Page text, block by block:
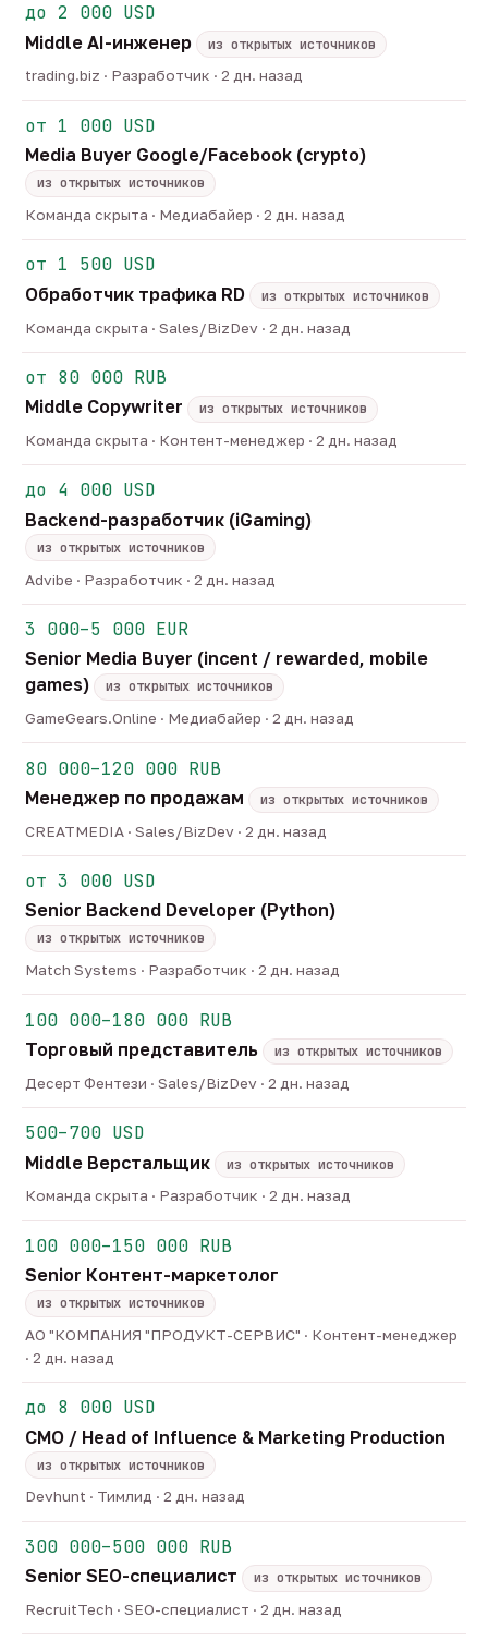
только с зарплатой
Свежесть:протухшее удаляется автоматически
через 30 дней.
35TG-каналов ·5ATS-площадок ·642
до 2 000 USD
Middle AI-инженер
из открытых источников
trading.biz · Разработчик · 2 дн. назад
от 1 000 USD
Media Buyer Google/Facebook (crypto)
из открытых источников
Команда скрыта · Медиабайер · 2 дн. назад
от 1 500 USD
Обработчик трафика RD
из открытых источников
Команда скрыта · Sales/BizDev · 2 дн. назад
от 80 000 RUB
Middle Copywriter
из открытых источников
Команда скрыта · Контент-менеджер · 2 дн. назад
до 4 000 USD
Backend-разработчик (iGaming)
из открытых источников
Advibe · Разработчик · 2 дн. назад
3 000–5 000 EUR
Senior Media Buyer (incent / rewarded, mobile
games)
из открытых источников
GameGears.Online · Медиабайер · 2 дн. назад
80 000–120 000 RUB
Менеджер по продажам
из открытых источников
CREATMEDIA · Sales/BizDev · 2 дн. назад
от 3 000 USD
Senior Backend Developer (Python)
из открытых источников
Match Systems · Разработчик · 2 дн. назад
100 000–180 000 RUB
Торговый представитель
из открытых источников
Десерт Фентези · Sales/BizDev · 2 дн. назад
500–700 USD
Middle Верстальщик
из открытых источников
Команда скрыта · Разработчик · 2 дн. назад
100 000–150 000 RUB
Senior Контент-маркетолог
из открытых источников
АО "КОМПАНИЯ "ПРОДУКТ-СЕРВИС" · Контент-менеджер
· 2 дн. назад
до 8 000 USD
CMO / Head of Influence & Marketing Production
из открытых источников
Devhunt · Тимлид · 2 дн. назад
300 000–500 000 RUB
Senior SEO-специалист
из открытых источников
RecruitTech · SEO-специалист · 2 дн. назад